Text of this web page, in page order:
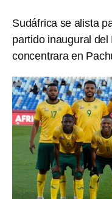
Sudáfrica se alista
partido inaugural
concentrara en